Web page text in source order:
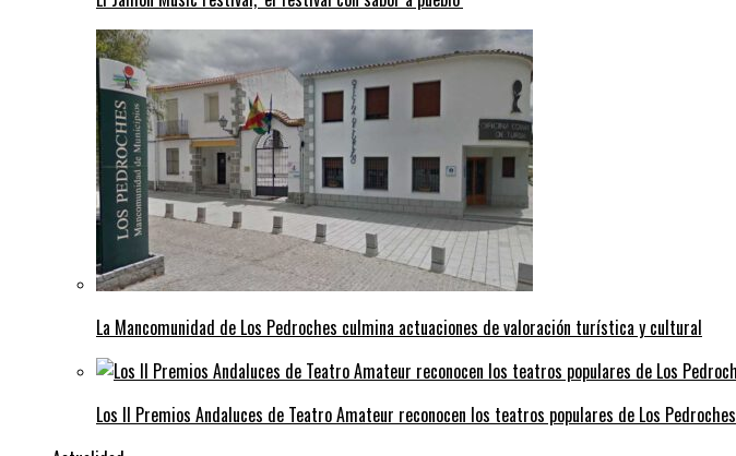
La Mancomunidad de Los Pedroches culmina actuaciones de valoración turística y cultural
Los II Premios Andaluces de Teatro Amateur reconocen los teatros populares de Los Pedroches